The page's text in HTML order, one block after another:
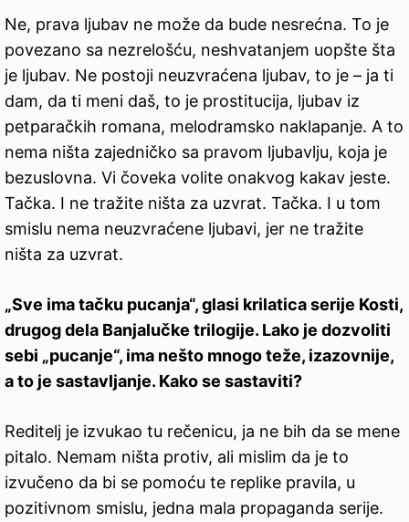
Ne, prava ljubav ne može da bude nesrećna. To je
povezano sa nezrelošću, neshvatanjem uopšte šta
je ljubav. Ne postoji neuzvraćena ljubav, to je – ja ti
dam, da ti meni daš, to je prostitucija, ljubav iz
petparačkih romana, melodramsko naklapanje. A to
nema ništa zajedničko sa pravom ljubavlju, koja je
bezuslovna. Vi čoveka volite onakvog kakav jeste.
Tačka. I ne tražite ništa za uzvrat. Tačka. I u tom
smislu nema neuzvraćene ljubavi, jer ne tražite
ništa za uzvrat.
„Sve ima tačku pucanja“, glasi krilatica serije Kosti,
drugog dela Banjalučke trilogije. Lako je dozvoliti
sebi „pucanje“, ima nešto mnogo teže, izazovnije,
a to je sastavljanje. Kako se sastaviti?
Reditelj je izvukao tu rečenicu, ja ne bih da se mene
pitalo. Nemam ništa protiv, ali mislim da je to
izvučeno da bi se pomoću te replike pravila, u
pozitivnom smislu, jedna mala propaganda serije.